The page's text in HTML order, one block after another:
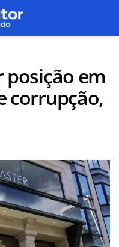
posição em
corrupção,